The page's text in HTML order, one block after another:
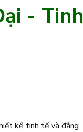
- Tinh
kế tinh tế và đẳng